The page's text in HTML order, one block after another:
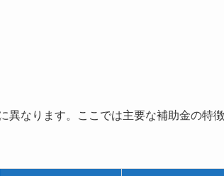
異なります。ここでは主要な補助金の特